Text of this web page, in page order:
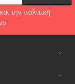
την πολιτική